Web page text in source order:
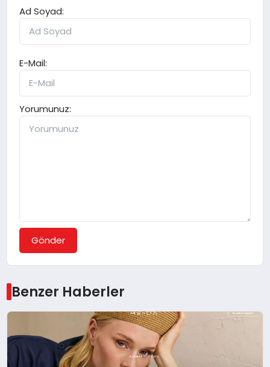
Ad Soyad:
E-Mail:
Yorumunuz:
Gönder
Benzer Haberler